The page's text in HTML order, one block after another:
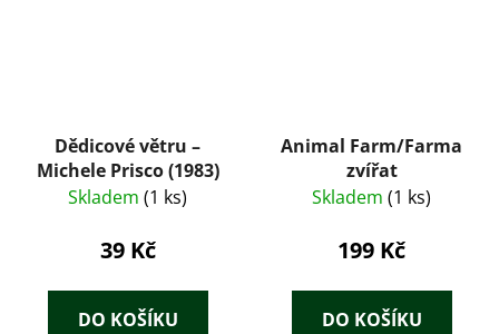
Dědicové větru –
Michele Prisco (1983)
Skladem (1 ks)
39 Kč
DO KOŠÍKU
Animal Farm/Farma
zvířat
Skladem (1 ks)
199 Kč
DO KOŠÍKU